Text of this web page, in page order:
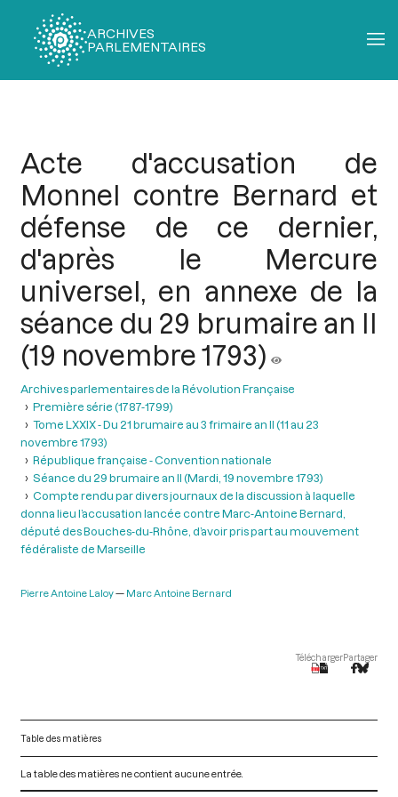
ARCHIVES
PARLEMENTAIRES
Acte d'accusation de
Monnel contre Bernard et
défense de ce dernier,
d'après le Mercure
universel, en annexe de la
séance du 29 brumaire an II
(19 novembre 1793)
Archives parlementaires de la Révolution Française
Première série (1787-1799)
Tome LXXIX - Du 21 brumaire au 3 frimaire an II (11 au 23
novembre 1793)
République française - Convention nationale
Séance du 29 brumaire an II (Mardi, 19 novembre 1793)
Compte rendu par divers journaux de la discussion à laquelle
donna lieu l’accusation lancée contre Marc-Antoine Bernard,
député des Bouches-du-Rhône, d’avoir pris part au mouvement
fédéraliste de Marseille
Pierre Antoine Laloy Marc Antoine Bernard
TéléchargerPartager
Table des matières
La table des matières ne contient aucune entrée.